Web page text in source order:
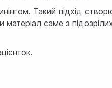
Такий
саме з